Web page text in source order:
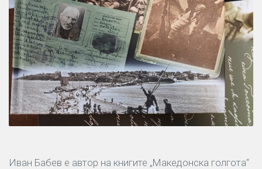
Иван Бабев е автор на книгите „Македонска голгота“